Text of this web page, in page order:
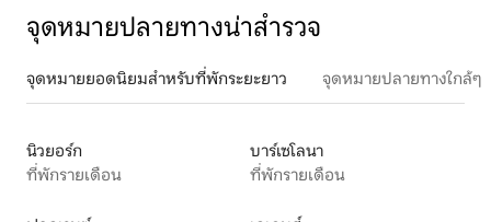
จุดหมายปลายทางน่าสำรวจ
จุดหมายยอดนิยมสำหรับที่พักระยะยาว จุดหมายปลายทางใกล้ๆ
นิวยอร์ก
ที่พักรายเดือน
บาร์เซโลนา
ที่พักรายเดือน